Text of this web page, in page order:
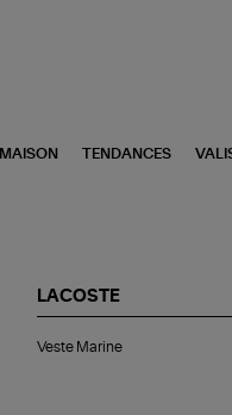
MAISON TENDANCES
LACOSTE
Marine
Veste Marine